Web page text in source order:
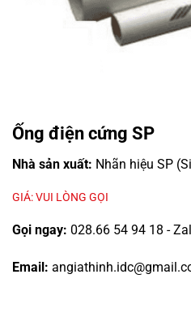
Ống điện cứng SP
Nhà sản xuất: Nhãn hiệu SP
GIÁ: VUI LÒNG GỌI
Gọi ngay: 028.66 54 94 18 -
Email: